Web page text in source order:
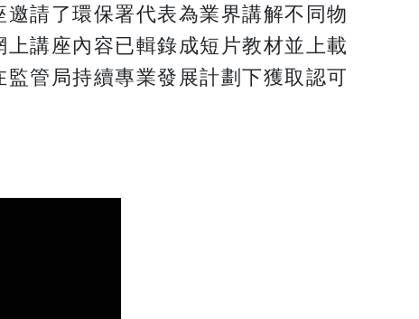
請了環保署代表為業界講解不同物
講座內容已輯錄成短片教材並上載
管局持續專業發展計劃下獲取認可